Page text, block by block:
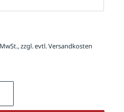
zzgl. evtl.Versandkosten
Gib den